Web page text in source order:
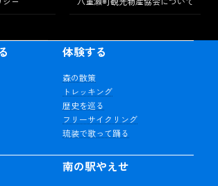
体験する
森の散策
トレッキング
歴史を巡る
フリーサイクリング
琉装で歌って踊る
南の駅やえせ